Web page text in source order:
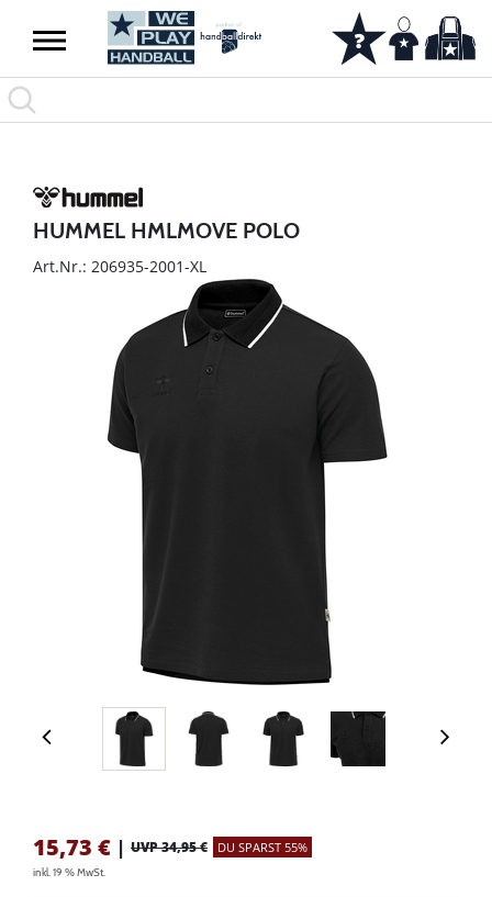
HUMMEL HMLMOVE POLO
Art.Nr.: 206935-2001-XL
15,73 € | UVP 34,95 € DU SPARST 55%
inkl. 19 % MwSt.